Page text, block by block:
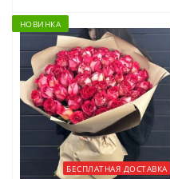
НОВИНКА
БЕСПЛАТНАЯ ДОСТАВКА